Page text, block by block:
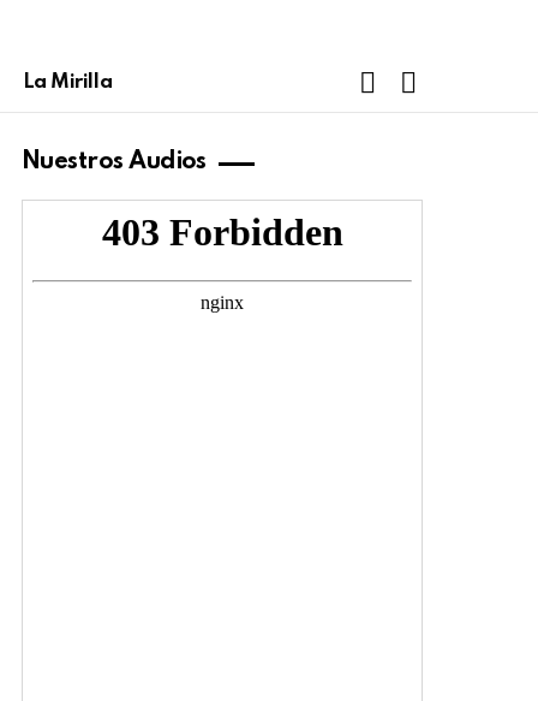
La Mirilla
FOLLOW
Nuestros Audios